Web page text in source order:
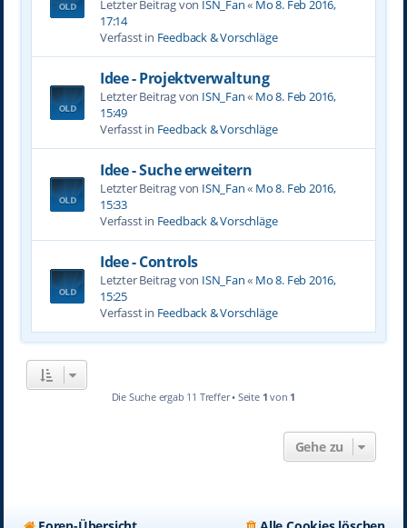
Letzter Beitrag von ISN_Fan« Mo 8. Feb 2016,
17:14
Verfasst in Feedback & Vorschläge
Idee - Projektverwaltung
Letzter Beitrag von ISN_Fan« Mo 8. Feb 2016,
15:49
Verfasst in Feedback & Vorschläge
Idee - Suche erweitern
Letzter Beitrag von ISN_Fan« Mo 8. Feb 2016,
15:33
Verfasst in Feedback & Vorschläge
Idee - Controls
Letzter Beitrag von ISN_Fan« Mo 8. Feb 2016,
15:25
Verfasst in Feedback & Vorschläge
Die Suche ergab 11 Treffer • Seite 1 von 1
Gehe zu